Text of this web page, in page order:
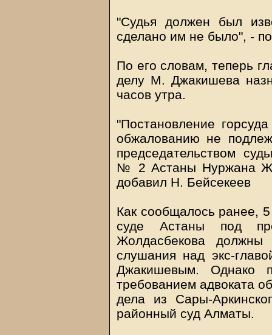
"Судья должен был
сделано им не было", -
По его словам, теперь
делу М. Джакишева
часов утра.
"Постановление
обжалованию не
председательством
№ 2 Астаны Нуржана
добавил Н. Бейсекеев
Как сообщалось ранее,
суде Астаны под
Жолдасбекова
слушания над экс-
Джакишевым. Однако
требованием адвоката
дела из Сары-
районный суд Алматы.